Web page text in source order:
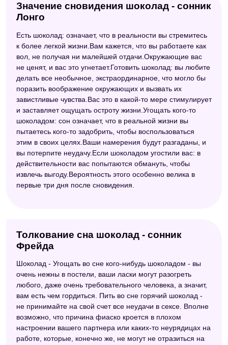
Сонник толкователь снов
Новейший сонник
Сонник толкование снов
Большой сонник (Наталья Степанова)
Электронный сонник
Сонник Кананита
Сонник Азара
Значение сновидения шоколад - сонник
Лонго
Есть шоколад: означает, что в реальности вы стремитесь
к более легкой жизни.Вам кажется, что вы работаете как
вол, не получая ни малейшей отдачи.Окружающие вас
не ценят, и вас это угнетает.Готовить шоколад: вы любите
делать все необычное, экстраординарное, что могло бы
поразить воображение окружающих и вызвать их
завистливые чувства.Вас это в какой-то мере стимулирует
и заставляет ощущать остроту жизни.Угощать кого-то
шоколадом: сон означает, что в реальной жизни вы
пытаетесь кого-то задобрить, чтобы воспользоваться
этим в своих целях.Ваши намерения будут разгаданы, и
вы потерпите неудачу.Если шоколадом угостили вас: в
действительности вас попытаются обмануть, чтобы
извлечь выгоду.Вероятность этого особенно велика в
первые три дня после сновидения.
Толкование сна шоколад - сонник
Фрейда
Шоколад - Угощать во сне кого-нибудь шоколадом - вы
очень нежны в постели, ваши ласки могут разогреть
любого, даже очень требовательного человека, а значит,
вам есть чем гордиться. Пить во сне горячий шоколад -
не принимайте на свой счет все неудачи в сексе. Вполне
возможно, что причина фиаско кроется в плохом
настроении вашего партнера или каких-то неурядицах на
работе, которые, конечно же, не могут не отразиться на